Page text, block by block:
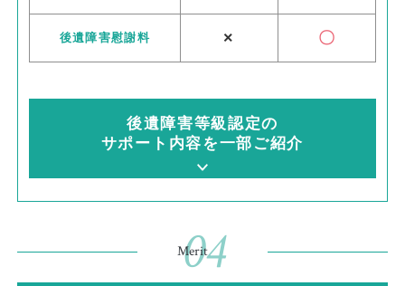
後遺障害慰謝料 × 〇
後遺障害等級認定の
サポート内容を一部ご紹介
Merit
04